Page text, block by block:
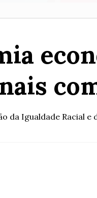
Igualdade Racial e